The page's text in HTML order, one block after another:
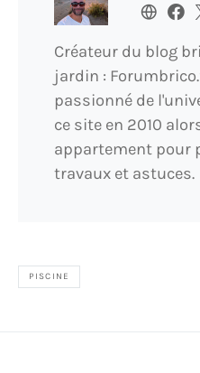
Créateur du blog
jardin :
passionné de
ce site en 2010
appartement pour
travaux et astuces.
PISCINE